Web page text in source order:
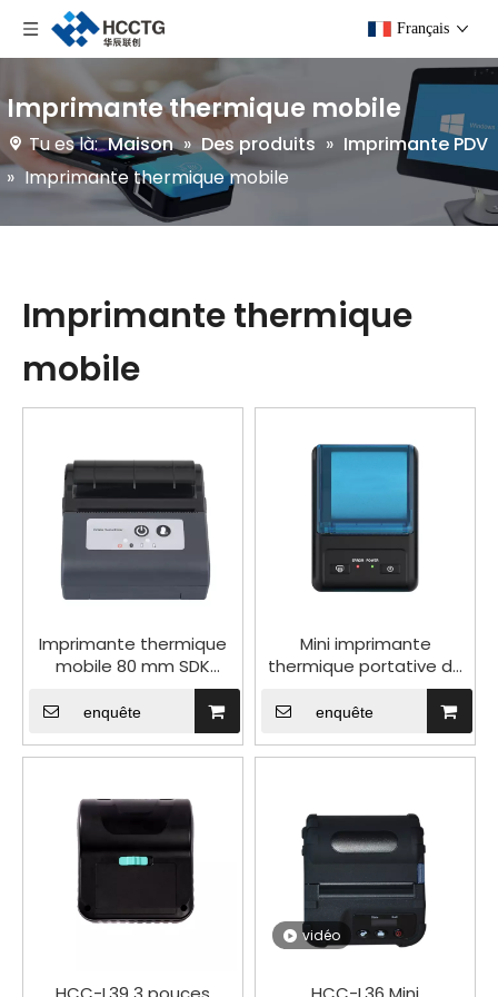
Français
Imprimante thermique mobile
Tu es là: Maison » Des produits » Imprimante PDV
» Imprimante thermique mobile
Imprimante thermique
mobile
Imprimante thermique
mobile 80 mm SDK
gratuite OEMODM HCC-
T3P-B
enquête
Mini imprimante
thermique portative de
reçu d'usb de Bluetooth
sans encre de 58mm 5V
enquête
vidéo